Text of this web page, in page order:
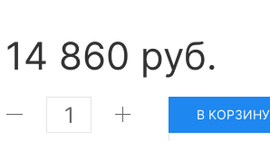
14 860 руб.
В КОРЗИНУ